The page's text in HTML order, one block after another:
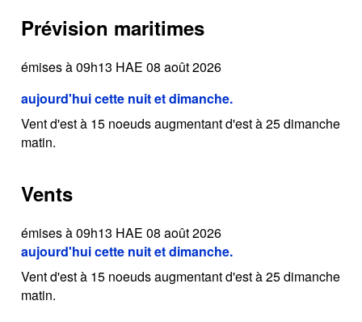
Prévision maritimes
émises à 09h13 HAE 08 août 2026
aujourd'hui cette nuit et dimanche.
Vent d'est à 15 noeuds augmentant d'est à 25 dimanche
matin.
Vents
émises à 09h13 HAE 08 août 2026
aujourd'hui cette nuit et dimanche.
Vent d'est à 15 noeuds augmentant d'est à 25 dimanche
matin.